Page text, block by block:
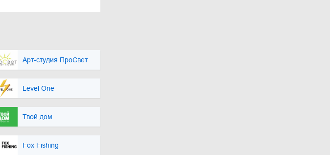
Арт-студия ПроСвет
Level One
Твой дом
Fox Fishing